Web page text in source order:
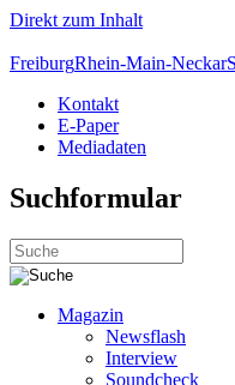
Direkt zum Inhalt
FreiburgRhein-Main-Neckar
Kontakt
E-Paper
Mediadaten
Suchformular
Magazin
Newsflash
Interview
Soundcheck